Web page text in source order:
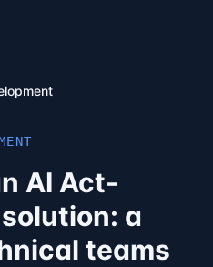
AI Act-
a
teams